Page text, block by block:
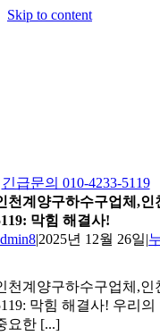
Skip to content
긴급문의 010-4233-5119
천계양구하수구업체,인
막힘 해결사!
|2025년 12월 26일|
천계양구하수구업체,인
막힘 해결사! 우리
요한 [...]